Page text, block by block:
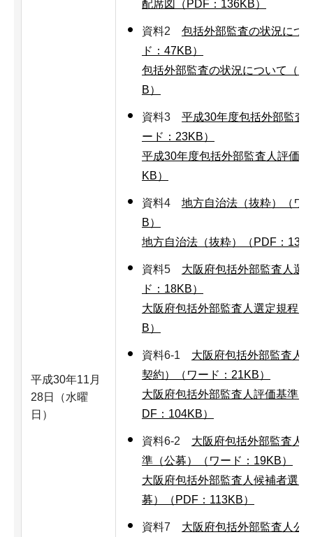
平成30年11月
28日（水曜
日）
配席図（PDF：136KB）
資料2 包括外部監査の状況につ
ド：47KB）
包括外部監査の状況について（
B）
資料3 平成30年度包括外部監査
ード：23KB）
平成30年度包括外部監査人評価
KB）
資料4 地方自治法（抜粋）（ワ
B）
地方自治法（抜粋）（PDF：
資料5 大阪府包括外部監査人選
ド：18KB）
大阪府包括外部監査人選定規程
B）
資料6-1 大阪府包括外部監査人
契約）（ワード：21KB）
大阪府包括外部監査人評価基準
DF：104KB）
資料6-2 大阪府包括外部監査人
準（公募）（ワード：19KB）
大阪府包括外部監査人候補者選定
募）（PDF：113KB）
資料7 大阪府包括外部監査人公